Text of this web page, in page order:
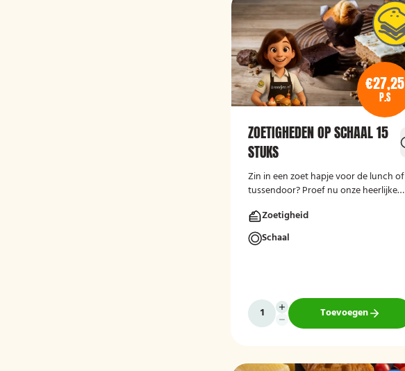
€27,25
P.S
ZOETIGHEDEN OP SCHAAL 15
STUKS
Zin in een zoet hapje voor de lunch of
tussendoor? Proef nu onze heerlijke
Zoetigheid
Schaal
Toevoegen